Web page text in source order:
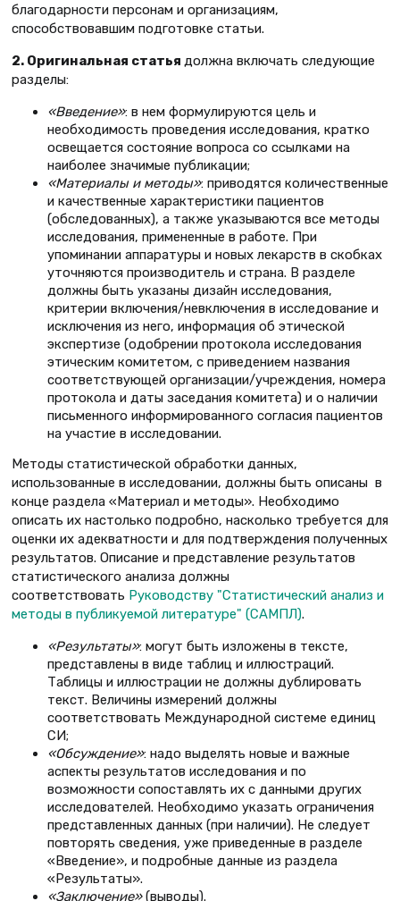
благодарности персонам и организациям,
способствовавшим подготовке статьи.
2. Оригинальная статья должна включать следующие
разделы:
«Введение»: в нем формулируются цель и
необходимость проведения исследования, кратко
освещается состояние вопроса со ссылками на
наиболее значимые публикации;
«Материалы и методы»: приводятся количественные
и качественные характеристики пациентов
(обследованных), а также указываются все методы
исследования, примененные в работе. При
упоминании аппаратуры и новых лекарств в скобках
уточняются производитель и страна. В разделе
должны быть указаны дизайн исследования,
критерии включения/невключения в исследование и
исключения из него, информация об этической
экспертизе (одобрении протокола исследования
этическим комитетом, с приведением названия
соответствующей организации/учреждения, номера
протокола и даты заседания комитета) и о наличии
письменного информированного согласия пациентов
на участие в исследовании.
Методы статистической обработки данных,
использованные в исследовании, должны быть описаны в
конце раздела «Материал и методы». Необходимо
описать их настолько подробно, насколько требуется для
оценки их адекватности и для подтверждения полученных
результатов. Описание и представление результатов
статистического анализа должны
соответствовать Руководству "Статистический анализ и
методы в публикуемой литературе" (САМПЛ).
«Результаты»: могут быть изложены в тексте,
представлены в виде таблиц и иллюстраций.
Таблицы и иллюстрации не должны дублировать
текст. Величины измерений должны
соответствовать Международной системе единиц
СИ;
«Обсуждение»: надо выделять новые и важные
аспекты результатов исследования и по
возможности сопоставлять их с данными других
исследователей. Необходимо указать ограничения
представленных данных (при наличии). Не следует
повторять сведения, уже приведенные в разделе
«Введение», и подробные данные из раздела
«Результаты».
«Заключение»(выводы).